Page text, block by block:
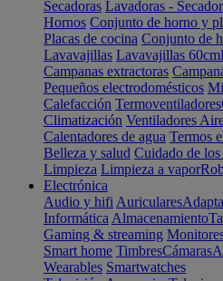
Secadoras Lavadoras -
Hornos Conjunto de horno y
Placas de cocina Conjunto de
Lavavajillas Lavavajillas 60cm
Campanas extractoras
Pequeños electrodomésticos
Calefacción Termoventiladores
Climatización Ventiladores
Calentadores de agua Termos
Belleza y salud Cuidado de
Limpieza Limpieza a vapor
Electrónica
Audio y hifi Auriculares
Informática Almacenamiento
Gaming & streaming
Smart home TimbresCámaras
Wearables Smartwatches